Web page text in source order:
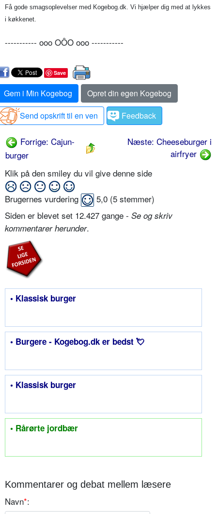
Få gode smagsoplevelser med Kogebog.dk. Vi hjælper dig med at lykkes
i køkkenet.
----------- ooo OÔO ooo -----------
Save
Gem i Min Kogebog
Opret din egen Kogebog
Send opskrift til en ven
Feedback
Forrige: Cajun-
burger
Næste: Cheeseburger i
airfryer
Klik på den smiley du vil give denne side
Brugernes vurdering 5,0 (5 stemmer)
Siden er blevet set 12.427 gange - Se og skriv
kommentarer herunder.
• Klassisk burger
• Burgere - Kogebog.dk er bedst 💘
• Klassisk burger
• Rårørte jordbær
Kommentarer og debat mellem læsere
Navn*: